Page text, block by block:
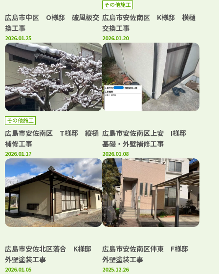
広島市中区 O様邸 破風板交
換工事
2026.01.25
その他施工
広島市安佐南区 K様邸 横樋
交換工事
2026.01.20
その他施工
広島市安佐南区 T様邸 縦樋
補修工事
2026.01.17
広島市安佐南区上安 I様邸
基礎・外壁補修工事
2026.01.08
広島市安佐北区落合 K様邸
外壁塗装工事
2026.01.05
広島市安佐南区伴東 F様邸
外壁塗装工事
2025.12.26